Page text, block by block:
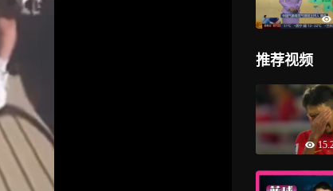
推荐视频